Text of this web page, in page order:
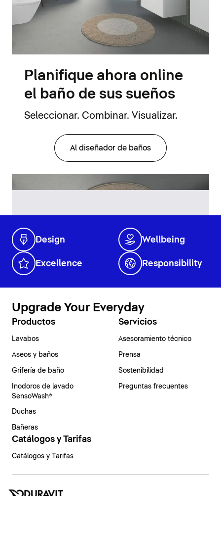
Planifique ahora online
el baño de sus sueños
Seleccionar. Combinar. Visualizar.
Al diseñador de baños
Design Wellbeing
Excellence Responsibility
Upgrade Your Everyday
Productos
Lavabos
Aseos y baños
Grifería de baño
Inodoros de lavado
SensoWash®
Duchas
Bañeras
Servicios
Asesoramiento técnico
Prensa
Sostenibilidad
Preguntas frecuentes
Catálogos y Tarifas
Catálogos y Tarifas